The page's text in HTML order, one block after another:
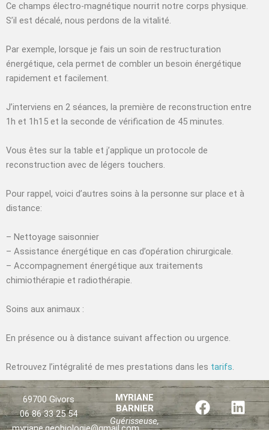
Ce champs électro-magnétique nourrit notre corps physique.
S’il est décalé, nous perdons de la vitalité.
Par exemple, lorsque je fais un soin de restructuration
énergétique, cela permet de combler un besoin énergétique
rapidement et facilement.
J’interviens en 2 séances, la première de reconstruction entre
1h et 1h15 et la seconde de vérification de 45 minutes.
Vous êtes sur la table et j’applique un protocole de
reconstruction avec de légers touchers.
Pour rappel, voici d’autres soins à la personne sur place et à
distance:
– Nettoyage saisonnier
– Assistance énergétique en cas d’opération chirurgicale.
– Accompagnement énergétique aux traitements
chimiothérapie et radiothérapie.
Soins aux animaux :
En présence ou à distance suivant affection ou urgence.
Retrouvez l’intégralité de mes prestations dans les tarifs.
69700 Givors
06 86 33 25 54
MYRIANE
BARNIER
Guérisseuse,
F
a
L
i
X
-